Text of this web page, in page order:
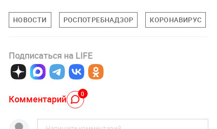
НОВОСТИ РОСПОТРЕБНАДЗОР КОРОНАВИРУС
Подписаться на LIFE
Комментарий 0